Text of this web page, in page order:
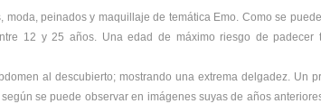
peinados y maquillaje de temática Emo. Como se
12 y 25 años. Una edad de máximo riesgo de padecer
al descubierto; mostrando una extrema delgadez. Un
se puede observar en imágenes suyas de años